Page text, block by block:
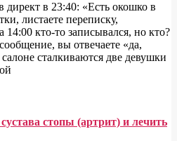
в 23:40: «Есть окошко в
листаете переписку,
кто-то записывался, но кто?
вы отвечаете «да,
сталкиваются две девушки
стопы (артрит) и лечить